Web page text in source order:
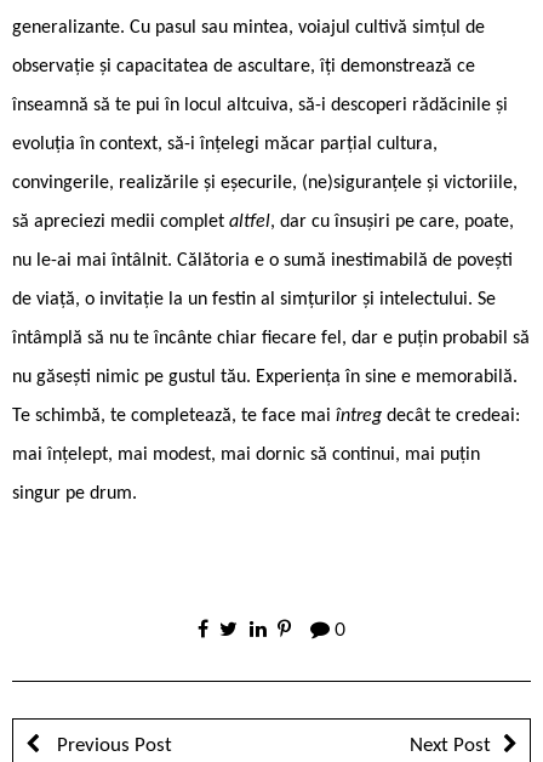
generalizante. Cu pasul sau mintea, voiajul cultivă simțul de
observație și capacitatea de ascultare, îți demonstrează ce
înseamnă să te pui în locul altcuiva, să-i descoperi rădăcinile și
evoluția în context, să-i înțelegi măcar parțial cultura,
convingerile, realizările și eșecurile, (ne)siguranțele și victoriile,
să apreciezi medii complet altfel, dar cu însușiri pe care, poate,
nu le-ai mai întâlnit. Călătoria e o sumă inestimabilă de povești
de viață, o invitație la un festin al simțurilor și intelectului. Se
întâmplă să nu te încânte chiar fiecare fel, dar e puțin probabil să
nu găsești nimic pe gustul tău. Experiența în sine e memorabilă.
Te schimbă, te completează, te face mai întreg decât te credeai:
mai înțelept, mai modest, mai dornic să continui, mai puțin
singur pe drum.
0
Previous Post Next Post